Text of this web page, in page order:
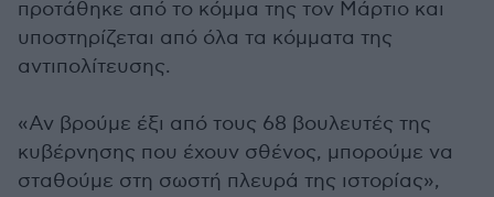
προτάθηκε από το κόμμα της τον Μάρτιο και
υποστηρίζεται από όλα τα κόμματα της
αντιπολίτευσης.
«Αν βρούμε έξι από τους 68 βουλευτές της
κυβέρνησης που έχουν σθένος, μπορούμε να
σταθούμε στη σωστή πλευρά της ιστορίας»,